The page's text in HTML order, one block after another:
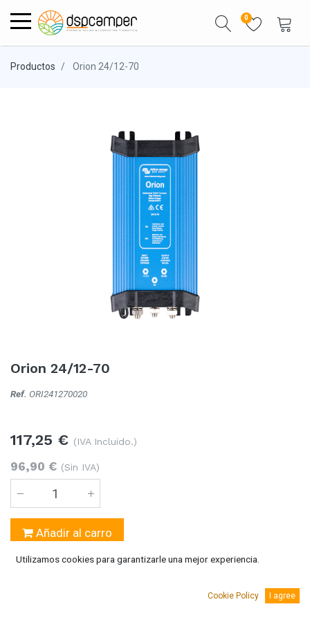
0
Productos Orion 24/12-70
Orion 24/12-70
Ref. ORI241270020
117,25 € (IVA Incluido.)
96,90 € (Sin IVA)
Añadir al carro
Temporalmente sin existencias
Se puede solicitar bajo pedido 5-10 días laborables
Utilizamos cookies para garantizarle una mejor experiencia.
Cookie Policy I agree